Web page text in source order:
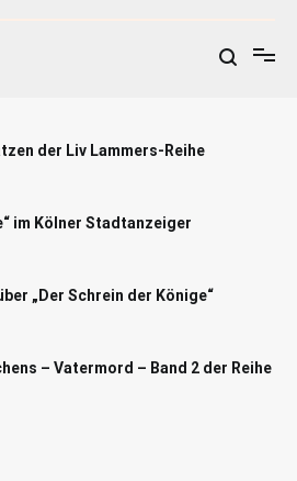
der Liv Lammers-Reihe
im Kölner Stadtanzeiger
„Der Schrein der Könige“
– Vatermord – Band 2 der Reihe